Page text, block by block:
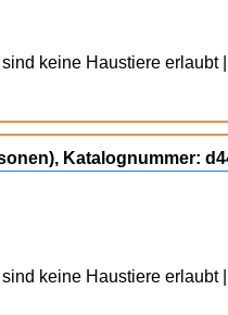
keine Haustiere erlaubt |
Katalognummer:
keine Haustiere erlaubt |